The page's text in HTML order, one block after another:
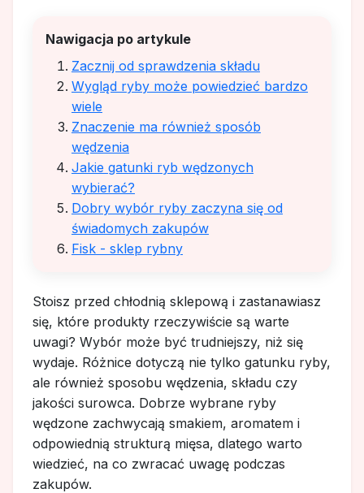
Nawigacja po artykule
Zacznij od sprawdzenia składu
Wygląd ryby może powiedzieć bardzo
wiele
Znaczenie ma również sposób
wędzenia
Jakie gatunki ryb wędzonych
wybierać?
Dobry wybór ryby zaczyna się od
świadomych zakupów
Fisk - sklep rybny
Stoisz przed chłodnią sklepową i zastanawiasz
się, które produkty rzeczywiście są warte
uwagi? Wybór może być trudniejszy, niż się
wydaje. Różnice dotyczą nie tylko gatunku ryby,
ale również sposobu wędzenia, składu czy
jakości surowca. Dobrze wybrane ryby
wędzone zachwycają smakiem, aromatem i
odpowiednią strukturą mięsa, dlatego warto
wiedzieć, na co zwracać uwagę podczas
zakupów.